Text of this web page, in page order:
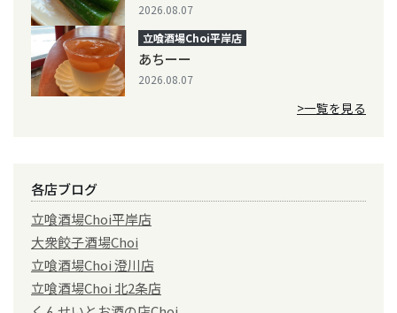
2026.08.07
立喰酒場Choi平岸店
あちーー
2026.08.07
>一覧を見る
各店ブログ
立喰酒場Choi平岸店
大衆餃子酒場Choi
立喰酒場Choi 澄川店
立喰酒場Choi 北2条店